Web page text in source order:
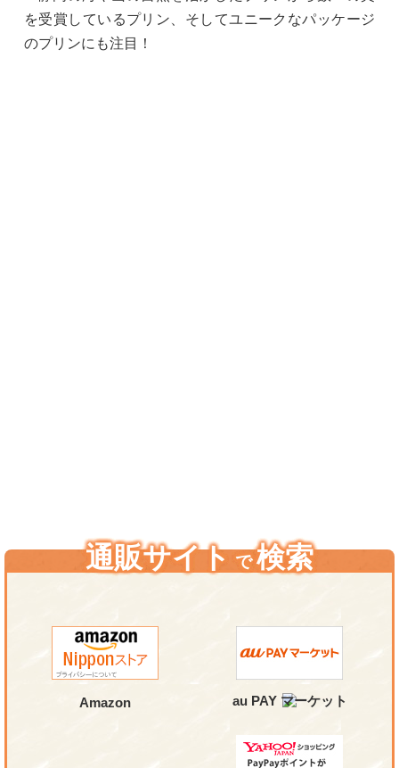
を受賞しているプリン、そしてユニークなパッケージ
のプリンにも注目！
通販サイト で検索
Amazon au PAY マーケット